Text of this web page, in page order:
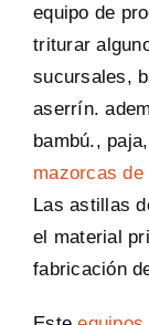
equipo de
triturar
sucursales,
aserrín.
bambú.,
mazorcas de
Las astillas
el material
fabricación